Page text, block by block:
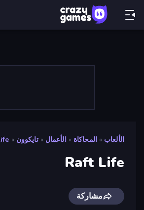
الألعاب » المحاكاة » الأعمال » تايكوون »
Raft Life
مشاركة